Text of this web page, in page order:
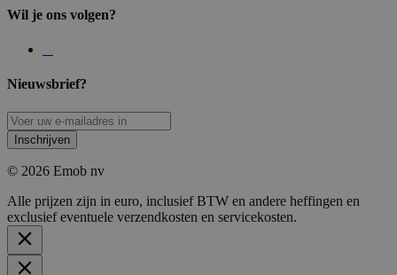
Wil je ons volgen?
Nieuwsbrief?
Inschrijven
© 2026 Emob nv
Alle prijzen zijn in euro, inclusief BTW en andere heffingen en
exclusief eventuele verzendkosten en servicekosten.